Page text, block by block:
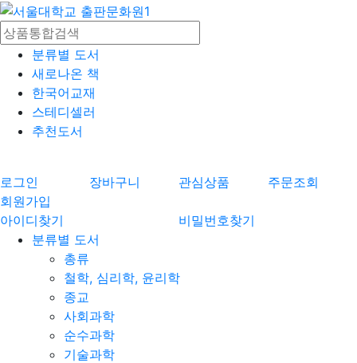
분류별 도서
새로나온 책
한국어교재
스테디셀러
추천도서
로그인 장바구니 관심상품
주문조회
회원가입
아이디찾기
비밀번호찾기
분류별 도서
총류
철학, 심리학, 윤리학
종교
사회과학
순수과학
기술과학